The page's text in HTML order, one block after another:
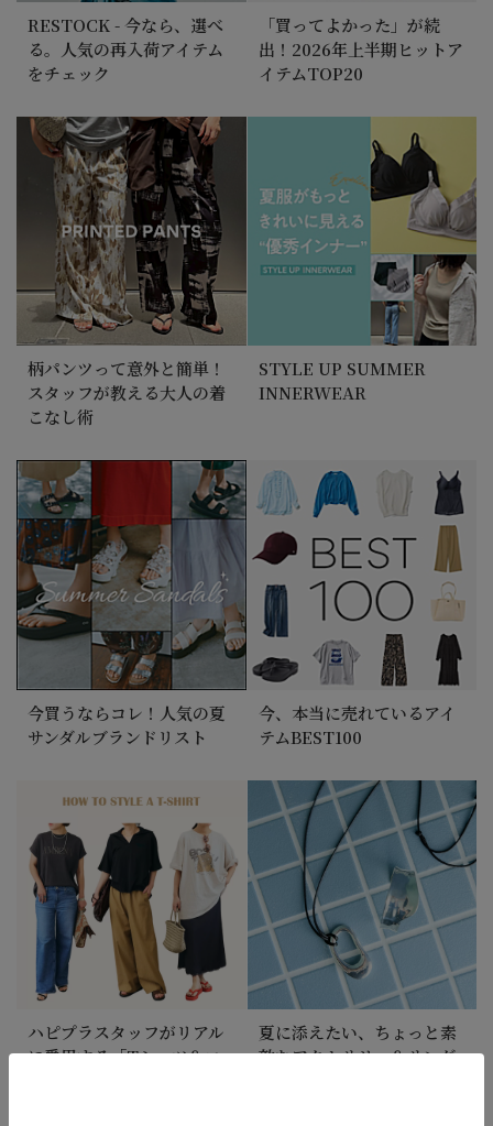
RESTOCK - 今なら、選べ
る。人気の再入荷アイテム
をチェック
「買ってよかった」が続
出！2026年上半期ヒットア
イテムTOP20
柄パンツって意外と簡単！
スタッフが教える大人の着
こなし術
STYLE UP SUMMER
INNERWEAR
今買うならコレ！人気の夏
サンダルブランドリスト
今、本当に売れているアイ
テムBEST100
ハピプラスタッフがリアル
に愛用する「Tシャツ＆コ
夏に添えたい、ちょっと素
敵なアクセサリー＆サング